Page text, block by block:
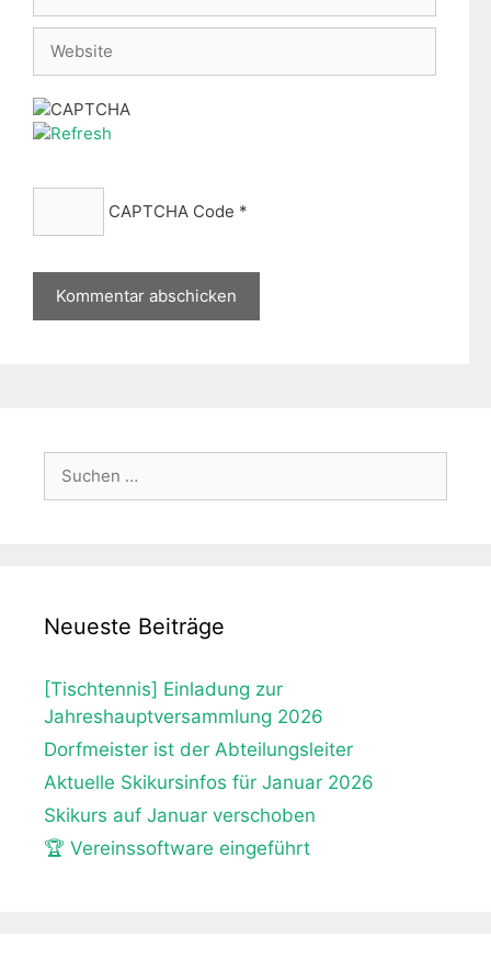
CAPTCHA Code *
Neueste Beiträge
[Tischtennis] Einladung zur
Jahreshauptversammlung 2026
Dorfmeister ist der Abteilungsleiter
Aktuelle Skikursinfos für Januar 2026
Skikurs auf Januar verschoben
🏆 Vereinssoftware eingeführt